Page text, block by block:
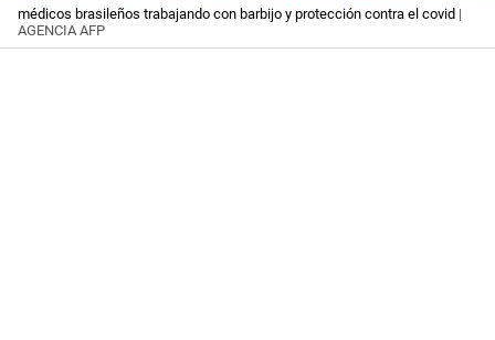
médicos brasileños trabajando con barbijo y protección contra el covid |
AGENCIA AFP